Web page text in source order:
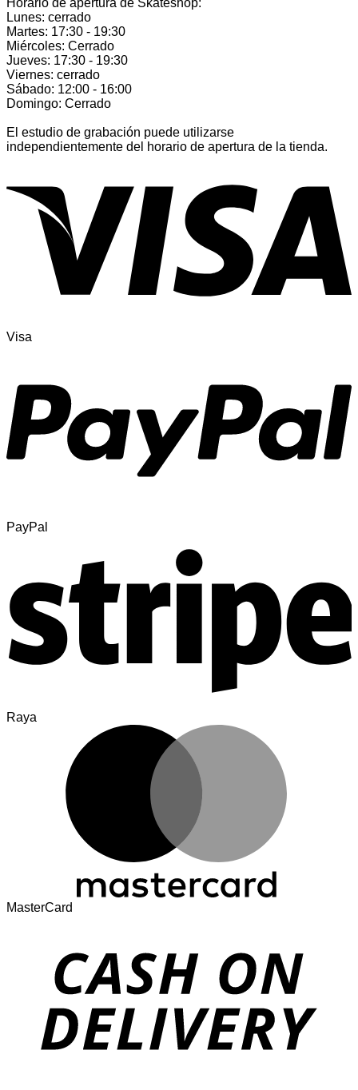
Horario de apertura de Skateshop:
Lunes: cerrado
Martes: 17:30 - 19:30
Miércoles: Cerrado
Jueves: 17:30 - 19:30
Viernes: cerrado
Sábado: 12:00 - 16:00
Domingo: Cerrado
El estudio de grabación puede utilizarse
independientemente del horario de apertura de la tienda.
Visa
PayPal
Raya
MasterCard